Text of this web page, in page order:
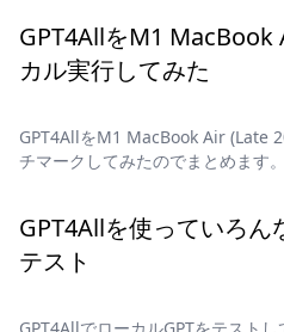
GPT4AllをM1 MacBook
カル実行してみた
GPT4AllをM1 MacBook Air (Late
チマークしてみたのでまとめます。
GPT4Allを使っていろん
テスト